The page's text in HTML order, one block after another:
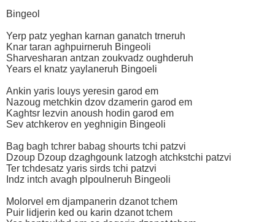
Bingeol
Yerp patz yeghan karnan ganatch trneruh
Knar taran aghpuirneruh Bingeoli
Sharvesharan antzan zoukvadz oughderuh
Years el knatz yaylaneruh Bingoeli
Ankin yaris louys yeresin garod em
Nazoug metchkin dzov dzamerin garod em
Kaghtsr lezvin anoush hodin garod em
Sev atchkerov en yeghnigin Bingeoli
Bag bagh tchrer babag shourts tchi patzvi
Dzoup Dzoup dzaghgounk latzogh atchkstchi patzvi
Ter tchdesatz yaris sirds tchi patzvi
Indz intch avagh plpoulneruh Bingeoli
Molorvel em djampanerin dzanot tchem
Puir lidjerin ked ou karin dzanot tchem